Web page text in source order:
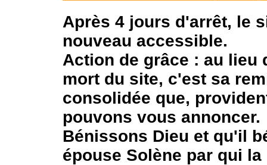
Après 4 jours d'arrêt, le
nouveau accessible.
Action de grâce : au lieu
mort du site, c'est sa
consolidée que,
pouvons vous annoncer.
Bénissons Dieu et qu'il
épouse Solène par qui